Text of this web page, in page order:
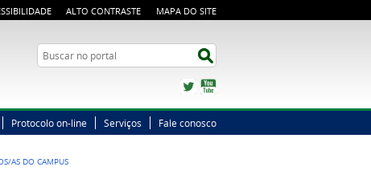
ALTO CONTRASTE MAPA DO SITE
Busca
Twitter
Protocolo on-line Serviços Fale conosco
AS DO CAMPUS